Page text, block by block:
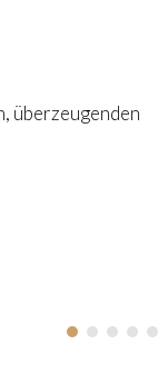
überzeugenden